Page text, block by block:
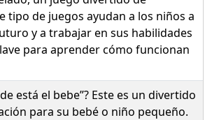
tipo de juegos ayudan a los niños a
y a trabajar en sus habilidades
para aprender cómo funcionan
está el bebe”? Este es un divertido
para su bebé o niño pequeño.